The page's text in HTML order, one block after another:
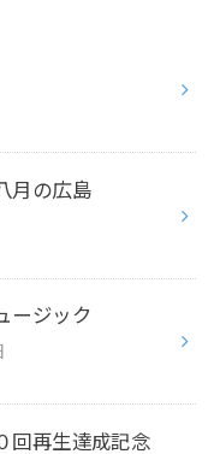
月の広島
ージック
回再生達成記念